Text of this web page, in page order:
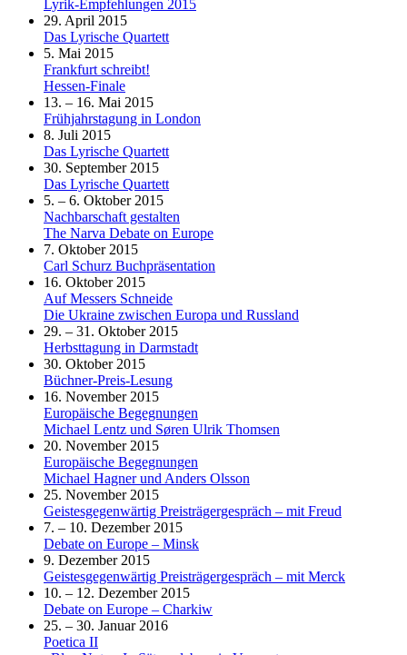
Lyrik-Empfehlungen 2015
29. April 2015
Das Lyrische Quartett
5. Mai 2015
Frankfurt schreibt!
Hessen-Finale
13. – 16. Mai 2015
Frühjahrstagung in London
8. Juli 2015
Das Lyrische Quartett
30. September 2015
Das Lyrische Quartett
5. – 6. Oktober 2015
Nachbarschaft gestalten
The Narva Debate on Europe
7. Oktober 2015
Carl Schurz Buchpräsentation
16. Oktober 2015
Auf Messers Schneide
Die Ukraine zwischen Europa und Russland
29. – 31. Oktober 2015
Herbsttagung in Darmstadt
30. Oktober 2015
Büchner-Preis-Lesung
16. November 2015
Europäische Begegnungen
Michael Lentz und Søren Ulrik Thomsen
20. November 2015
Europäische Begegnungen
Michael Hagner und Anders Olsson
25. November 2015
Geistesgegenwärtig Preisträgergespräch – mit Freud
7. – 10. Dezember 2015
Debate on Europe – Minsk
9. Dezember 2015
Geistesgegenwärtig Preisträgergespräch – mit Merck
10. – 12. Dezember 2015
Debate on Europe – Charkiw
25. – 30. Januar 2016
Poetica II